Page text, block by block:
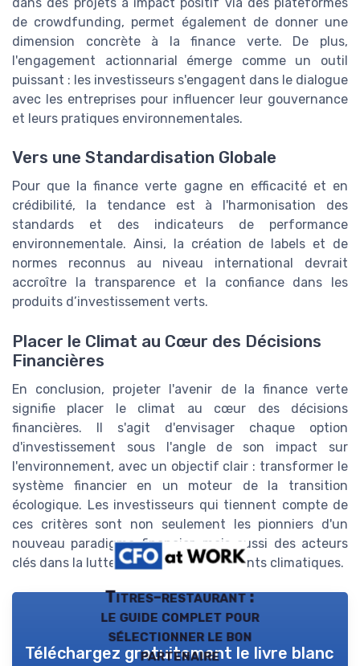
de crowdfunding, permet également de donner une
dimension concrète à la finance verte. De plus,
l'engagement actionnarial émerge comme un outil
puissant : les investisseurs s'engagent dans le dialogue
avec les entreprises pour influencer leur gouvernance
et leurs pratiques environnementales.
Vers une Standardisation Globale
Pour que la finance verte gagne en efficacité et en
crédibilité, la tendance est à l'harmonisation des
standards et des indicateurs de performance
environnementale. Ainsi, la création de labels et de
normes reconnus au niveau international devrait
accroître la transparence et la confiance dans les
produits d’investissement verts.
Placer le Climat au Cœur des Décisions
Financières
En conclusion, projeter l'avenir de la finance verte
signifie placer le climat au cœur des décisions
financières. Il s'agit d'envisager chaque option
d'investissement sous l'angle de son impact sur
l'environnement, avec un objectif clair : transformer le
système financier en un moteur de la transition
écologique. Les investisseurs qui tiennent compte de
ces critères sont non seulement les pionniers d'un
nouveau paradigme financier, mais aussi des acteurs
clés dans la lutte contre les changements climatiques.
Titres-restaurant :
le guide complet pour
sélectionner le bon
partenaire
Téléchargez gratuitement le livre blanc